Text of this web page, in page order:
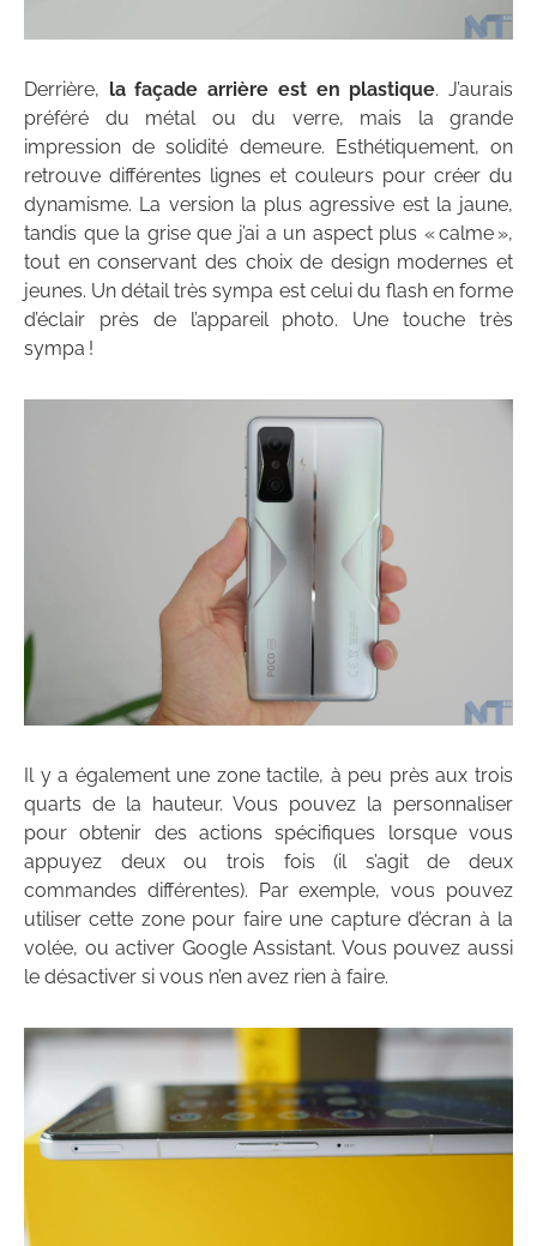
Derrière, la façade arrière est en plastique. J’aurais
préféré du métal ou du verre, mais la grande
impression de solidité demeure. Esthétiquement, on
retrouve différentes lignes et couleurs pour créer du
dynamisme. La version la plus agressive est la jaune,
tandis que la grise que j’ai a un aspect plus « calme »,
tout en conservant des choix de design modernes et
jeunes. Un détail très sympa est celui du flash en forme
d’éclair près de l’appareil photo. Une touche très
sympa !
Il y a également une zone tactile, à peu près aux trois
quarts de la hauteur. Vous pouvez la personnaliser
pour obtenir des actions spécifiques lorsque vous
appuyez deux ou trois fois (il s’agit de deux
commandes différentes). Par exemple, vous pouvez
utiliser cette zone pour faire une capture d’écran à la
volée, ou activer Google Assistant. Vous pouvez aussi
le désactiver si vous n’en avez rien à faire.